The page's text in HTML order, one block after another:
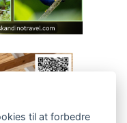
til at forbedre